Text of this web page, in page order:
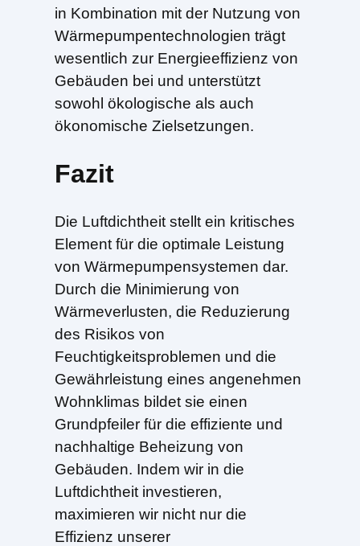
in Kombination mit der Nutzung von
Wärmepumpentechnologien trägt
wesentlich zur Energieeffizienz von
Gebäuden bei und unterstützt
sowohl ökologische als auch
ökonomische Zielsetzungen.
Fazit
Die Luftdichtheit stellt ein kritisches
Element für die optimale Leistung
von Wärmepumpensystemen dar.
Durch die Minimierung von
Wärmeverlusten, die Reduzierung
des Risikos von
Feuchtigkeitsproblemen und die
Gewährleistung eines angenehmen
Wohnklimas bildet sie einen
Grundpfeiler für die effiziente und
nachhaltige Beheizung von
Gebäuden. Indem wir in die
Luftdichtheit investieren,
maximieren wir nicht nur die
Effizienz unserer